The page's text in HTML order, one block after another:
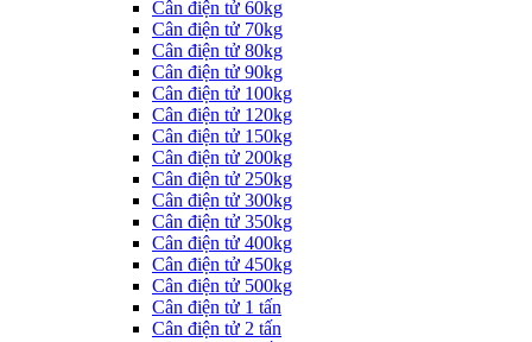
Cân điện tử 60kg
Cân điện tử 70kg
Cân điện tử 80kg
Cân điện tử 90kg
Cân điện tử 100kg
Cân điện tử 120kg
Cân điện tử 150kg
Cân điện tử 200kg
Cân điện tử 250kg
Cân điện tử 300kg
Cân điện tử 350kg
Cân điện tử 400kg
Cân điện tử 450kg
Cân điện tử 500kg
Cân điện tử 1 tấn
Cân điện tử 2 tấn